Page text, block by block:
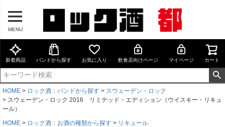
MENU
新着商品 バンドから探す お気に入り 飲食店向けページ マイページ カート
HOME ロック酒：バンドから探す
スウェーデン・ロック
スウェーデン・ロック 2016 リミテッド・エディション（ウイスキー・リキュ
ール）
HOME
ロック酒：お酒の種類から探す
リキュール